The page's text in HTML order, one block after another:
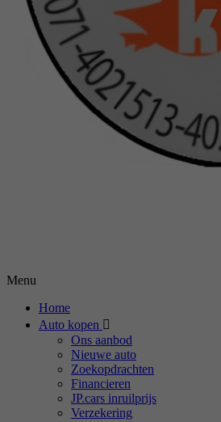
Menu
Home
Auto kopen
Ons aanbod
Nieuwe auto
Zoekopdrachten
Financieren
JP.cars inruilprijs
Verzekering